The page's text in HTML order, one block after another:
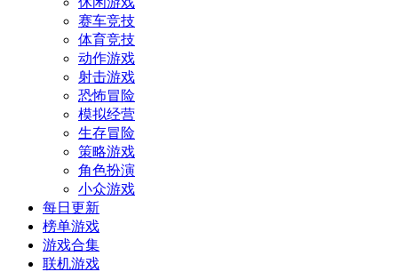
赛车竞技
体育竞技
动作游戏
射击游戏
恐怖冒险
模拟经营
生存冒险
策略游戏
角色扮演
小众游戏
每日更新
榜单游戏
游戏合集
联机游戏